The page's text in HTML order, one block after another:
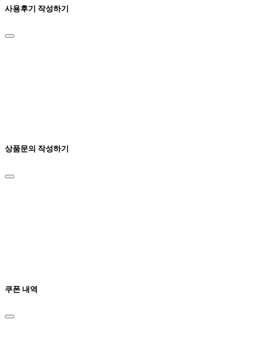
사용후기 작성하기
상품문의 작성하기
쿠폰 내역